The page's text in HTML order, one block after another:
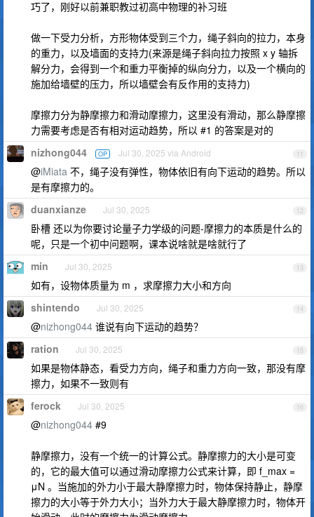
巧了，刚好以前兼职教过初高中物理的补习班
做一下受力分析，方形物体受到三个力，绳子斜向的拉力，本身
的重力，以及墙面的支持力(来源是绳子斜向拉力按照 x y 轴拆
解分力，会得到一个和重力平衡掉的纵向分力，以及一个横向的
施加给墙壁的压力，所以墙壁会有反作用的支持力)
摩擦力分为静摩擦力和滑动摩擦力，这里没有滑动，那么静摩擦
力需要考虑是否有相对运动趋势，所以 #1 的答案是对的
11
nizhong044 OP Jul 30, 2025 via Android
@iMiata 不，绳子没有弹性，物体依旧有向下运动的趋势。所以
是有摩擦力的。
12
duanxianze Jul 30, 2025
卧槽 还以为你要讨论量子力学级的问题-摩擦力的本质是什么的
呢，只是一个初中问题啊，课本说啥就是啥就行了
13
min Jul 30, 2025
如有，设物体质量为 m ，求摩擦力大小和方向
14
shintendo Jul 30, 2025
@nizhong044 谁说有向下运动的趋势？
15
ration Jul 30, 2025
如果是物体静态，看受力方向，绳子和重力方向一致，那没有摩
擦力，如果不一致则有
16
ferock Jul 30, 2025
@nizhong044 #9
静摩擦力，没有一个统一的计算公式。静摩擦力的大小是可变
的，它的最大值可以通过滑动摩擦力公式来计算，即 f_max =
μN 。当施加的外力小于最大静摩擦力时，物体保持静止，静摩
擦力的大小等于外力大小；当外力大于最大静摩擦力时，物体开